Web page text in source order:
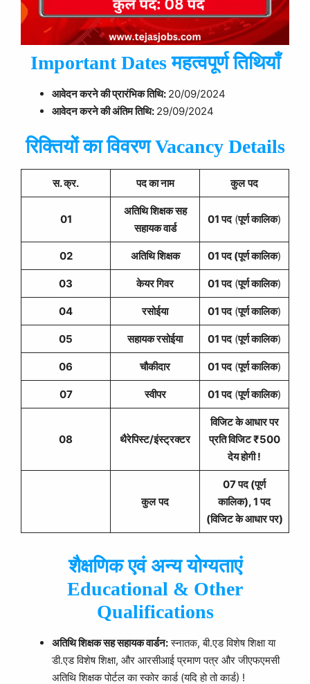
Important Dates महत्वपूर्ण तिथियाँ
आवेदन करने की प्रारंभिक तिथि: 20/09/2024
आवेदन करने की अंतिम तिथि: 29/09/2024
रिक्तियों का विवरण Vacancy Details
स. क्र. पद का नाम कुल पद
01
अतिथि शिक्षक सह
सहायक वार्ड
01 पद(पूर्ण कालिक)
02 अतिथि शिक्षक 01 पद (पूर्ण कालिक)
03 केयर गिवर 01 पद(पूर्ण कालिक)
04 रसोईया 01 पद(पूर्ण कालिक)
05 सहायक रसोईया 01 पद(पूर्ण कालिक)
06 चौकीदार 01 पद(पूर्ण कालिक)
07 स्वीपर 01 पद(पूर्ण कालिक)
08 थैरेपिस्ट/इंस्ट्रक्टर
विजिट के आधार पर
प्रति विजिट ₹500
देय होगी !
कुल पद
07 पद (पूर्ण
कालिक), 1 पद
(विजिट के आधार पर)
शैक्षणिक एवं अन्य योग्यताएं
Educational & Other
Qualifications
अतिथि शिक्षक सह सहायक वार्डन:स्नातक, बी.एड विशेष शिक्षा या
डी.एड विशेष शिक्षा, और आरसीआई प्रमाण पत्र और जीएफएमसी
अतिथि शिक्षक पोर्टल का स्कोर कार्ड (यदि हो तो कार्ड) !